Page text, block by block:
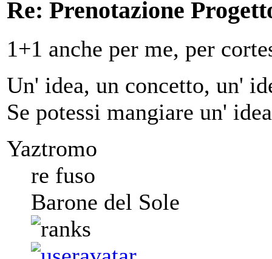
Re: Prenotazione
1+1 anche per me, per
Un' idea, un concetto, un'
Se potessi mangiare un'
Yaztromo
re fuso
Barone del Sole